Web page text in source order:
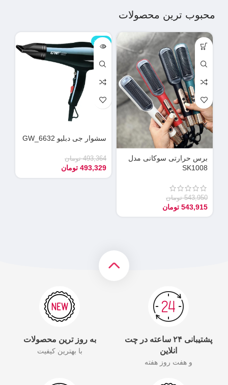
محبوب ترین محصولات
برس حرارتی سوکانی مدل
SK1008
543,950 تومان
543,915 تومان
ناموجود
سشوار جی دبلیو GW_6632
493,364 تومان
493,329 تومان
پشتیبانی ۲۴ ساعته در چت
انلاین
و هفت روز هفته
به روز ترین محصولات
با بهترین کیفیت